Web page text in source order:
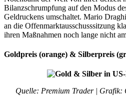
Bilanzschrumpfung auf den Modus
Geldruckens umschaltet. Mario
an die Offenmarktausschusssitzung
ihren Maßnahmen noch lange nicht
Goldpreis (orange) & Silberpreis
Quelle: Premium Trader | Grafik: